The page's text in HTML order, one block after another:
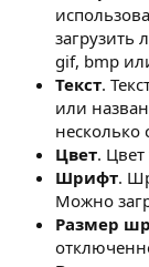
загрузить
gif, bmp
Текст.
или
несколько
Цвет. Цвет
Шрифт.
Можно
Размер